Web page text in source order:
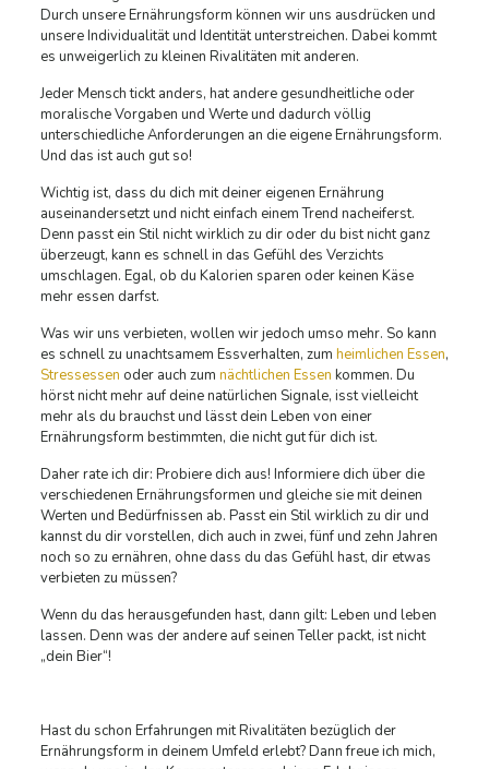
Durch unsere Ernährungsform können wir uns ausdrücken und
unsere Individualität und Identität unterstreichen. Dabei kommt
es unweigerlich zu kleinen Rivalitäten mit anderen.
Jeder Mensch tickt anders, hat andere gesundheitliche oder
moralische Vorgaben und Werte und dadurch völlig
unterschiedliche Anforderungen an die eigene Ernährungsform.
Und das ist auch gut so!
Wichtig ist, dass du dich mit deiner eigenen Ernährung
auseinandersetzt und nicht einfach einem Trend nacheiferst.
Denn passt ein Stil nicht wirklich zu dir oder du bist nicht ganz
überzeugt, kann es schnell in das Gefühl des Verzichts
umschlagen. Egal, ob du Kalorien sparen oder keinen Käse
mehr essen darfst.
Was wir uns verbieten, wollen wir jedoch umso mehr. So kann
es schnell zu unachtsamem Essverhalten, zum heimlichen Essen,
Stressessen oder auch zum nächtlichen Essen kommen. Du
hörst nicht mehr auf deine natürlichen Signale, isst vielleicht
mehr als du brauchst und lässt dein Leben von einer
Ernährungsform bestimmten, die nicht gut für dich ist.
Daher rate ich dir: Probiere dich aus! Informiere dich über die
verschiedenen Ernährungsformen und gleiche sie mit deinen
Werten und Bedürfnissen ab. Passt ein Stil wirklich zu dir und
kannst du dir vorstellen, dich auch in zwei, fünf und zehn Jahren
noch so zu ernähren, ohne dass du das Gefühl hast, dir etwas
verbieten zu müssen?
Wenn du das herausgefunden hast, dann gilt: Leben und leben
lassen. Denn was der andere auf seinen Teller packt, ist nicht
„dein Bier“!
Hast du schon Erfahrungen mit Rivalitäten bezüglich der
Ernährungsform in deinem Umfeld erlebt? Dann freue ich mich,